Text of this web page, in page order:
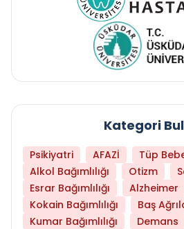
Kategori
Psikiyatri AFAZİ
Tüp
Alkol Bağımlılığı
Otizm
Esrar Bağımlılığı
Alzheimer
Kokain Bağımlılığı
Baş
Kumar Bağımlılığı
Demans